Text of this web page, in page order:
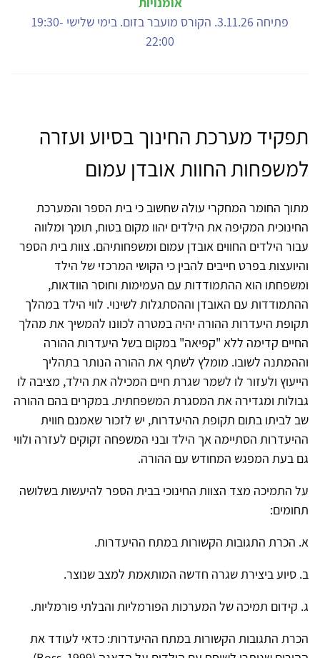
פתיחה 3.11.26. הקורס מועבר בזום. בימי שלישי 19:30-
22:00
תפקיד מערכת החינוך בסיוע ועזרה
למשפחות החוות אובדן עמום
מתוך החומר המחקרי עולה שחשוב כי בית הספר והמערכת
החינוכית המקיפה את הילדים יהוו מקום בטוח, תומך ומלווה
עבור הילדים החווים אובדן עמום ומשפחותיהם. צוות בית הספר
והיועצות בפרט חייבים להבין כי הקושי המרכזי של הילד
ומשפחתו הוא ההתמודדות עם העמימות וחוסר הוודאות,
ההתמודדות עם האובדן וההסתגלות לשינוי. לווי הילד במהלך
תקופת היעדרות ההורה יהיה במטרה לכוונו להמשיך את מהלך
החיים קדימה ללא "קפיאה" במקום בשל היעדרות ההורה
וההמתנה לשובו. מומלץ לשתף את ההורה הנותר בתהליך
הייעוץ ולעזור לו לשמר שגרת חיים המכילה את הילד, מציבה לו
גבולות ומגדירה את המסגרת המשפחתית. במקרים בהם ההורה
שב לביתו בתום תקופת ההיעדרות, יש לזכור שאמנם חווית
ההיעדרות הסתיימה אך הילד ובני המשפחה זקוקים לעזרה ולווי
גם בעת המפגש המחודש עם ההורה.
על התמיכה מצד הצוות החינוכי בבית הספר להיעשות בשלושה
תחומים:
א. הכרת התגובות הקשורות במתח ההיעדרות.
ב. סיוע ביצירת שגרה חדשה המותאמת למצב שנוצר.
ג. קידום תמיכה של המערכות הפורמליות והבלתי פורמליות.
הכרת התגובות הקשורות במתח ההיעדרות: כדאי לעודד את